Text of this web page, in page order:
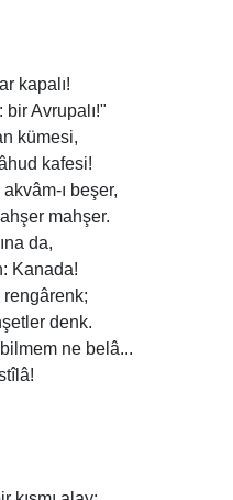
kapalı!
Avrupalı!"
kümesi,
kafesi!
ı beşer,
mahşer.
da,
Kanada!
denk.
ne belâ...